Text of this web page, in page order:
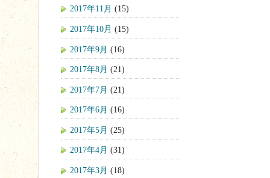
2017年11月 (15)
2017年10月 (15)
2017年9月 (16)
2017年8月 (21)
2017年7月 (21)
2017年6月 (16)
2017年5月 (25)
2017年4月 (31)
2017年3月 (18)